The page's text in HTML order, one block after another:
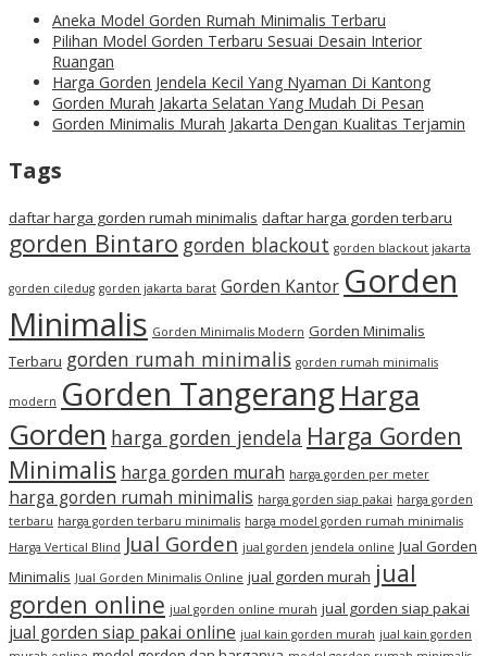
Aneka Model Gorden Rumah Minimalis Terbaru
Pilihan Model Gorden Terbaru Sesuai Desain Interior
Ruangan
Harga Gorden Jendela Kecil Yang Nyaman Di Kantong
Gorden Murah Jakarta Selatan Yang Mudah Di Pesan
Gorden Minimalis Murah Jakarta Dengan Kualitas Terjamin
Tags
daftar harga gorden rumah minimalis daftar harga gorden terbaru
gorden Bintaro gorden blackout gorden blackout jakarta
gorden ciledug gorden jakarta barat Gorden Kantor Gorden
Minimalis Gorden Minimalis Modern Gorden Minimalis
Terbaru gorden rumah minimalis gorden rumah minimalis
modern Gorden TangerangHarga
Gorden harga gorden jendela Harga Gorden
Minimalis harga gorden murah harga gorden per meter
harga gorden rumah minimalis harga gorden siap pakai harga gorden
terbaru harga gorden terbaru minimalis harga model gorden rumah minimalis
Harga Vertical Blind Jual Gorden jual gorden jendela online Jual Gorden
Minimalis Jual Gorden Minimalis Online jual gorden murah jual
gorden online jual gorden online murah jual gorden siap pakai
jual gorden siap pakai online jual kain gorden murah jual kain gorden